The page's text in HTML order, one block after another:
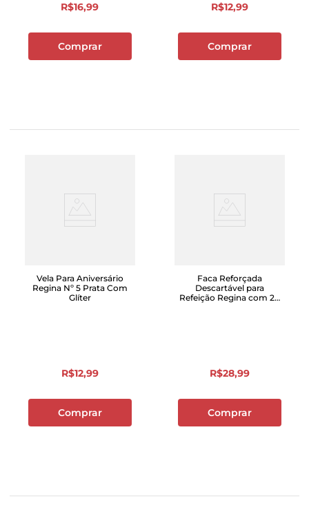
R$16,99
Comprar
R$12,99
Comprar
Vela Para Aniversário
Regina Nº 5 Prata Com
Glíter
R$12,99
Comprar
Faca Reforçada
Descartável para
Refeição Regina com 20
R$28,99
Comprar